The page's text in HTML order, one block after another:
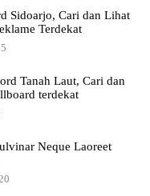
Sidoarjo, Cari dan Lihat
Terdekat
Tanah Laut, Cari dan
terdekat
Neque Laoreet